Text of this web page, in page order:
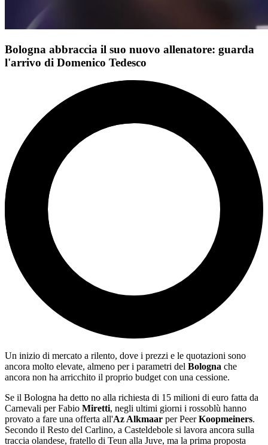
Bologna abbraccia il suo nuovo allenatore: guarda
l'arrivo di Domenico Tedesco
Un inizio di mercato a rilento, dove i prezzi e le quotazioni sono
ancora molto elevate, almeno per i parametri del Bologna che
ancora non ha arricchito il proprio budget con una cessione.
Se il Bologna ha detto no alla richiesta di 15 milioni di euro fatta da
Carnevali per Fabio Miretti, negli ultimi giorni i rossoblù hanno
provato a fare una offerta all'Az Alkmaar per PeerKoopmeiners.
Secondo il Resto del Carlino, a Casteldebole si lavora ancora sulla
traccia olandese, fratello di Teun alla Juve, ma la prima proposta